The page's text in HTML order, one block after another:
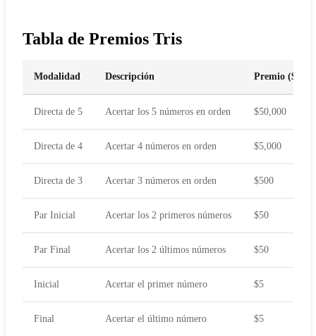
Tabla de Premios Tris
Modalidad Descripción Premio ($1
Directa de 5 Acertar los 5 números en orden $50,000
Directa de 4 Acertar 4 números en orden $5,000
Directa de 3 Acertar 3 números en orden $500
Par Inicial Acertar los 2 primeros números $50
Par Final Acertar los 2 últimos números $50
Inicial Acertar el primer número $5
Final Acertar el último número $5